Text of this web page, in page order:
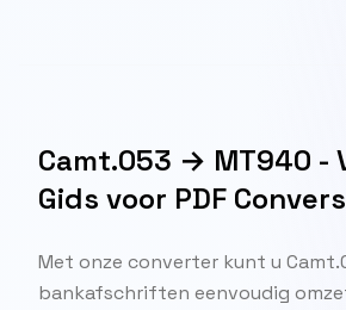
Camt.053 → MT940 -
Gids voor PDF
Met onze converter kunt u
bankafschriften eenvoudig